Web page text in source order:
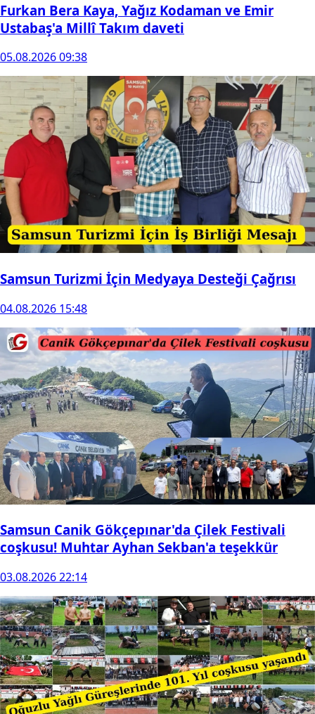
Furkan Bera Kaya, Yağız Kodaman ve Emir
Ustabaş'a Millî Takım daveti
05.08.2026 09:38
Samsun Turizmi İçin Medyaya Desteği Çağrısı
04.08.2026 15:48
Samsun Canik Gökçepınar'da Çilek Festivali
coşkusu! Muhtar Ayhan Sekban'a teşekkür
03.08.2026 22:14